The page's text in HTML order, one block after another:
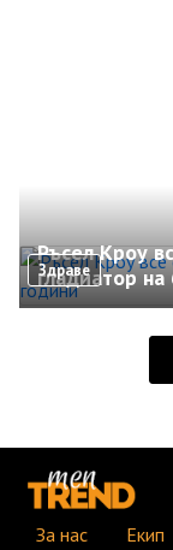
Здраве
Ръсел Кроу
гладиатор
За нас Екип